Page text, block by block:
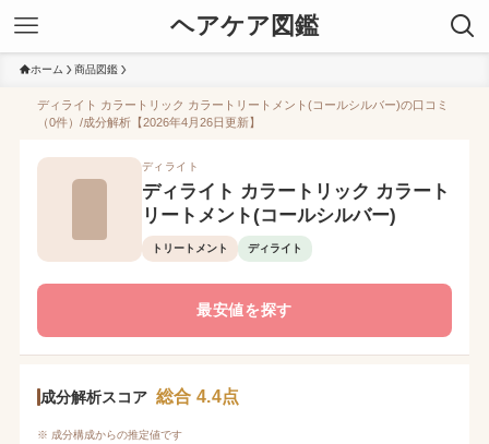
ヘアケア図鑑
ホーム 商品図鑑
ディライト カラートリック カラートリートメント(コールシルバー)の口コミ
（0件）/成分解析【2026年4月26日更新】
ディライト
ディライト カラートリック カラート
リートメント(コールシルバー)
トリートメント ディライト
最安値を探す
成分解析スコア 総合 4.4点
※ 成分構成からの推定値です